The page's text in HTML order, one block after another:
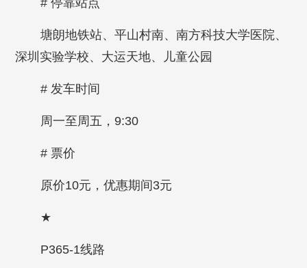
# 停靠站点
塘朗地铁站、平山村南、南方科技大学医院、
深圳实验学校、大运天地、儿童公园
# 发车时间
周一至周五，9:30
# 票价
原价10元，优惠期间3元
★
P365-1线路